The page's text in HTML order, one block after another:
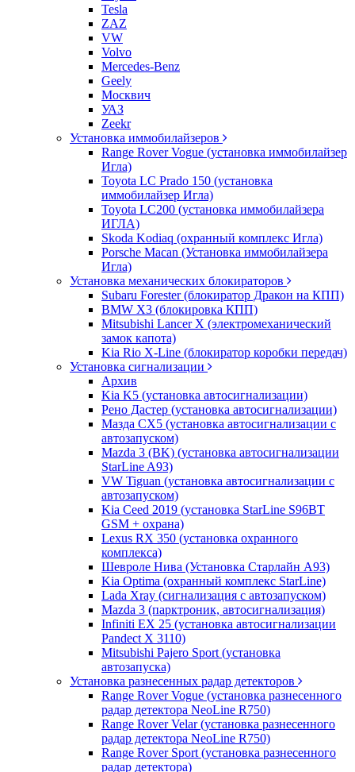
Tesla
ZAZ
VW
Volvo
Mercedes-Benz
Geely
Москвич
УАЗ
Zeekr
Установка иммобилайзеров
Range Rover Vogue (установка иммобилайзер
Игла)
Toyota LC Prado 150 (установка
иммобилайзер Игла)
Toyota LC200 (установка иммобилайзера
ИГЛА)
Skoda Kodiaq (охранный комплекс Игла)
Porsche Macan (Установка иммобилайзера
Игла)
Установка механических блокираторов
Subaru Forester (блокиратор Дракон на КПП)
BMW X3 (блокировка КПП)
Mitsubishi Lancer X (электромеханический
замок капота)
Kia Rio X-Line (блокиратор коробки передач)
Установка сигнализации
Архив
Kia K5 (установка автосигнализации)
Рено Дастер (установка автосигнализации)
Мазда CХ5 (установка автосигнализации с
автозапуском)
Mazda 3 (BK) (установка автосигнализации
StarLine A93)
VW Tiguan (установка автосигнализации с
автозапуском)
Kia Ceed 2019 (установка StarLine S96BT
GSM + охрана)
Lexus RX 350 (установка охранного
комплекса)
Шевроле Нива (Установка Старлайн А93)
Kia Optima (охранный комплекс StarLine)
Lada Xray (сигнализация с автозапуском)
Mazda 3 (парктроник, автосигнализация)
Infiniti EX 25 (установка автосигнализации
Pandect X 3110)
Mitsubishi Pajero Sport (установка
автозапуска)
Установка разнесенных радар детекторов
Range Rover Vogue (установка разнесенного
радар детектора NeoLine R750)
Range Rover Velar (установка разнесенного
радар детектора NeoLine R750)
Range Rover Sport (установка разнесенного
радар детектора)